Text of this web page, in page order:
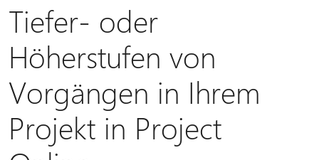
Tiefer- oder
Höherstufen von
Vorgängen in Ihrem
Projekt in Project